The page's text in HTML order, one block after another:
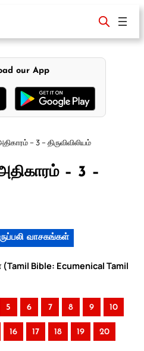
our App
– 3 – திருவிவிலியம்
– 3 –
வாசகங்கள்
(Tamil Bible: Ecumenical Tamil
5 6 7 8 9 10
16 17 18 19 20